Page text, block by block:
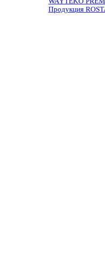
Продукция